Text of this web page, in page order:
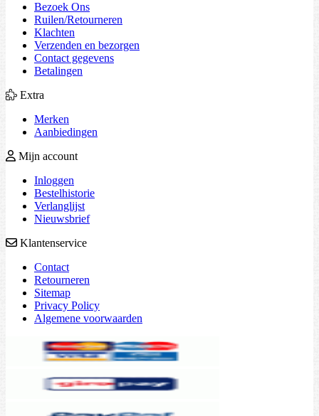
Bezoek Ons
Ruilen/Retourneren
Klachten
Verzenden en bezorgen
Contact gegevens
Betalingen
Extra
Merken
Aanbiedingen
Mijn account
Inloggen
Bestelhistorie
Verlanglijst
Nieuwsbrief
Klantenservice
Contact
Retourneren
Sitemap
Privacy Policy
Algemene voorwaarden